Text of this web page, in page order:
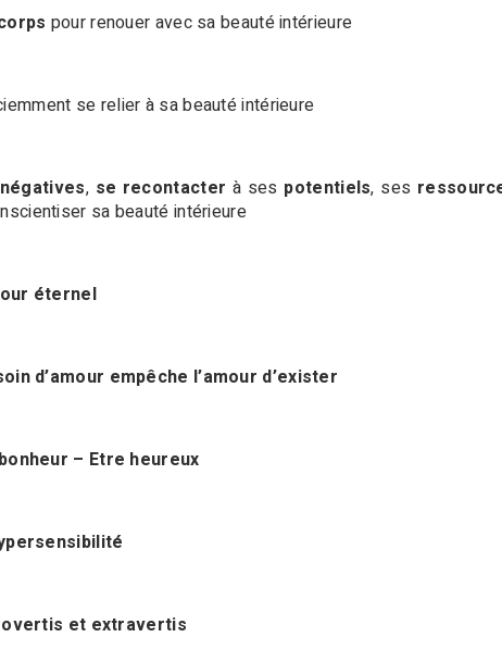
pour renouer avec sa beauté intérieure
se relier à sa beauté intérieure
, se recontacter à ses potentiels, ses
sa beauté intérieure
éternel
d’amour empêche l’amour d’exister
– Etre heureux
et extravertis